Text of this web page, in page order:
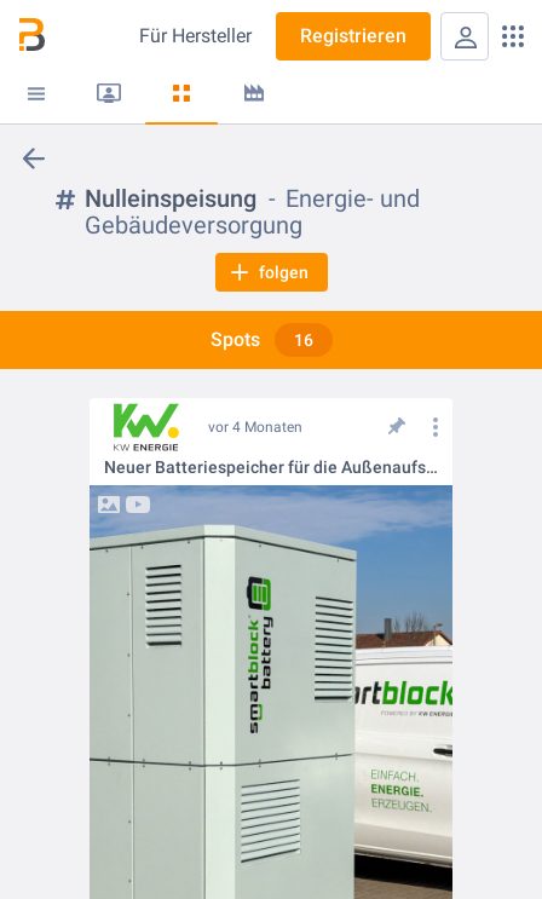
Für Hersteller Registrieren
Nulleinspeisung
Energie- und
Gebäudeversorgung
folgen
Spots 16
vor 4 Monaten
Neuer Batteriespeicher für die Außenaufstellung